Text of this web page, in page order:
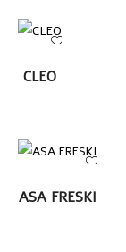
MÁS
CLEO
LEER MÁS
ASA FRESKI